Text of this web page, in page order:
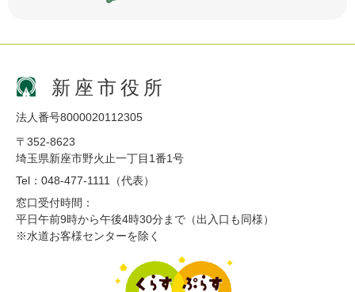
新座市役所
法人番号8000020112305
〒352-8623
埼玉県新座市野火止一丁目1番1号
Tel：048-477-1111（代表）
窓口受付時間：
平日午前9時から午後4時30分まで（出入口も同様）
※水道お客様センターを除く